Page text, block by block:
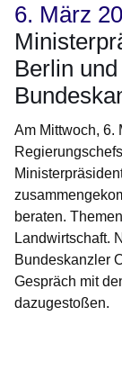
6. März
Berlin
Am Mittwoch, 6.
beraten.
Landwirtschaft.
Bundeskanzler
Gespräch mit
dazugestoßen.